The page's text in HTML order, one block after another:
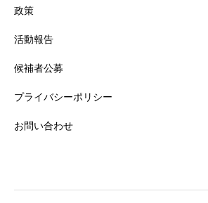
政策
活動報告
候補者公募
プライバシーポリシー
お問い合わせ